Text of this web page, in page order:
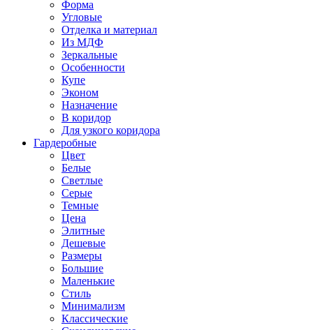
Форма
Угловые
Отделка и материал
Из МДФ
Зеркальные
Особенности
Купе
Эконом
Назначение
В коридор
Для узкого коридора
Гардеробные
Цвет
Белые
Светлые
Серые
Темные
Цена
Элитные
Дешевые
Размеры
Большие
Маленькие
Стиль
Минимализм
Классические